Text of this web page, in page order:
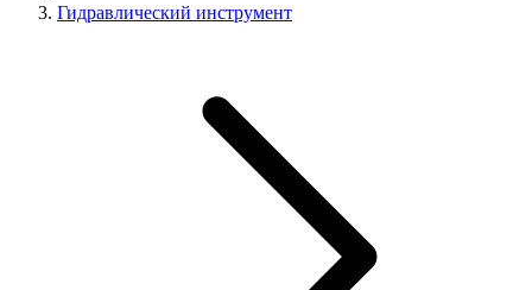
Гидравлический инструмент